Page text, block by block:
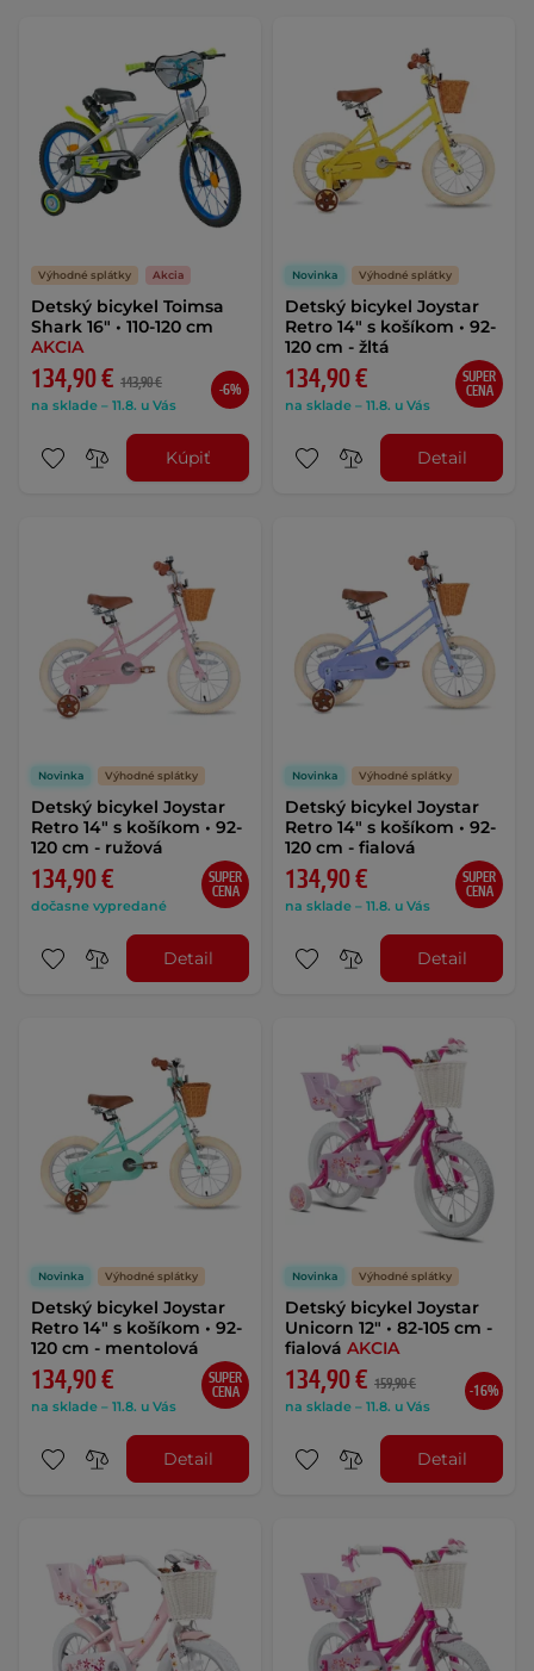
Výhodné splátky Akcia
Detský bicykel Toimsa
Shark 16" • 110-120 cm
AKCIA
134,90 € 143,90 €
na sklade – 11.8. u Vás
-6%
Kúpiť
Novinka Výhodné splátky
Detský bicykel Joystar
Retro 14" s košíkom • 92-
120 cm - žltá
134,90 €
na sklade – 11.8. u Vás
SUPER
CENA
Detail
Novinka Výhodné splátky
Detský bicykel Joystar
Retro 14" s košíkom • 92-
120 cm - ružová
134,90 €
dočasne vypredané
SUPER
CENA
Detail
Novinka Výhodné splátky
Detský bicykel Joystar
Retro 14" s košíkom • 92-
120 cm - fialová
134,90 €
na sklade – 11.8. u Vás
SUPER
CENA
Detail
Novinka Výhodné splátky
Detský bicykel Joystar
Retro 14" s košíkom • 92-
120 cm - mentolová
134,90 €
na sklade – 11.8. u Vás
SUPER
CENA
Detail
Novinka Výhodné splátky
Detský bicykel Joystar
Unicorn 12" • 82-105 cm -
fialová AKCIA
134,90 € 159,90 €
na sklade – 11.8. u Vás
-16%
Detail